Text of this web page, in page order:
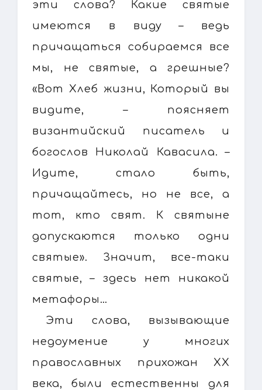
эти слова? Какие святые
имеются в виду – ведь
причащаться собираемся все
мы, не святые, а грешные?
«Вот Хлеб жизни, Который вы
видите, – поясняет
византийский писатель и
богослов Николай Кавасила. –
Идите, стало быть,
причащайтесь, но не все, а
тот, кто свят. К святыне
допускаются только одни
святые». Значит, все-таки
святые, – здесь нет никакой
метафоры…
Эти слова, вызывающие
недоумение у многих
православных прихожан XX
века, были естественны для